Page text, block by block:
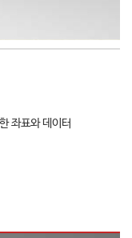
좌표와 데이터